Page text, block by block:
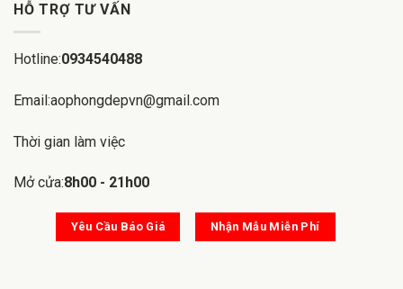
HỖ TRỢ TƯ VẤN
Hotline:0934540488
Email:aophongdepvn@gmail.com
Thời gian làm việc
Mở cửa:8h00 - 21h00
Yêu Cầu Báo Giá Nhận Mẫu Miễn Phí